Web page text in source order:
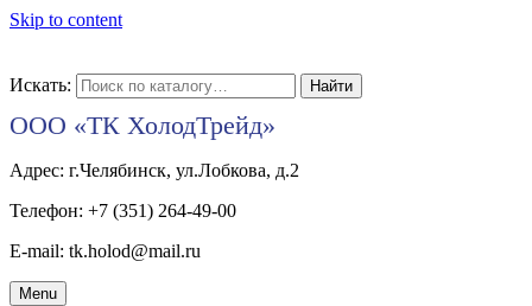
Skip to content
Искать:
ООО «ТК ХолодТрейд»
Адрес: г.Челябинск, ул.Лобкова, д.2
Телефон: +7 (351) 264-49-00
E-mail: tk.holod@mail.ru
Menu